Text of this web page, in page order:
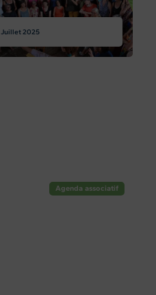
Juillet 2025
Agenda associatif